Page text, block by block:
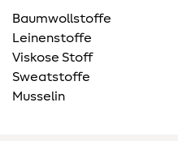
Baumwollstoffe
Leinenstoffe
Viskose Stoff
Sweatstoffe
Musselin